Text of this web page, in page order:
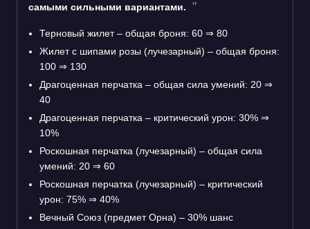
самыми сильными вариантами.
Терновый жилет – общая броня: 60 ⇒ 80
Жилет с шипами розы (лучезарный) – общая броня:
100 ⇒ 130
Драгоценная перчатка – общая сила умений: 20 ⇒
40
Драгоценная перчатка – критический урон: 30% ⇒
10%
Роскошная перчатка (лучезарный) – общая сила
умений: 20 ⇒ 60
Роскошная перчатка (лучезарный) – критический
урон: 75% ⇒ 40%
Вечный Союз (предмет Орна) – 30% шанс